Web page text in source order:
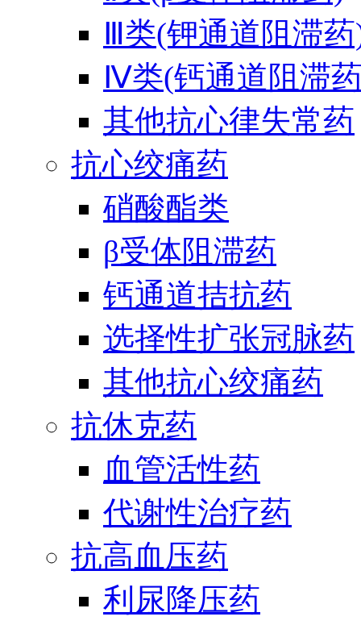
Ⅲ类(钾通道阻滞
Ⅳ类(钙通道阻滞
其他抗心律失常药
抗心绞痛药
硝酸酯类
β受体阻滞药
钙通道拮抗药
选择性扩张冠脉药
其他抗心绞痛药
抗休克药
血管活性药
代谢性治疗药
抗高血压药
利尿降压药